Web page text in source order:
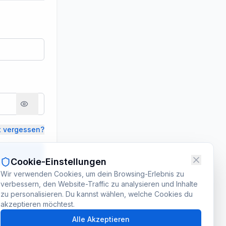
vergessen?
Cookie-Einstellungen
Wir verwenden Cookies, um dein Browsing-Erlebnis zu
verbessern, den Website-Traffic zu analysieren und Inhalte
zu personalisieren. Du kannst wählen, welche Cookies du
akzeptieren möchtest.
Alle Akzeptieren